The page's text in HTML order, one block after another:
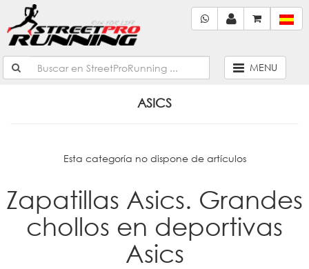
MENU
ASICS
Esta categoría no dispone de artículos
Zapatillas Asics. Grandes
chollos en deportivas
Asics